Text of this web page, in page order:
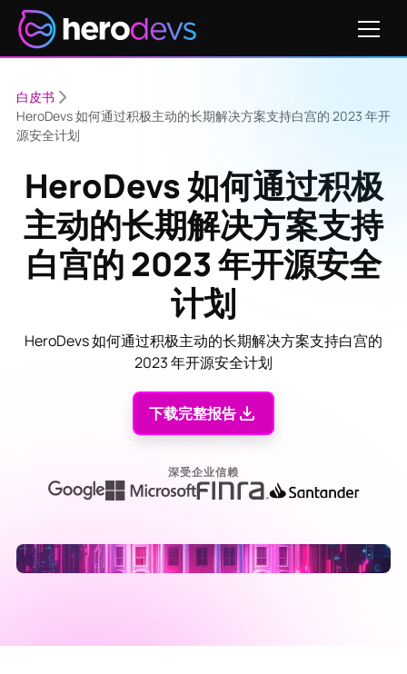
白皮书
HeroDevs 如何通过积极主动的长期解决方案支持白宫的 2023 年开
源安全计划
HeroDevs 如何通过积极
主动的长期解决方案支持
白宫的 2023 年开源安全
计划
HeroDevs 如何通过积极主动的长期解决方案支持白宫的
2023 年开源安全计划
下载完整报告
深受企业信赖